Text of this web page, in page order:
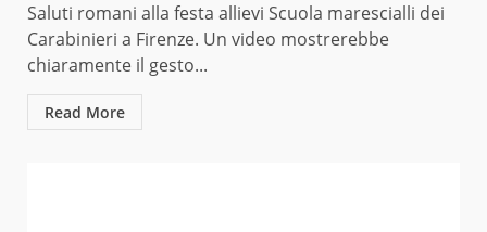
Saluti romani alla festa allievi Scuola marescialli dei
Carabinieri a Firenze. Un video mostrerebbe
chiaramente il gesto...
Read More